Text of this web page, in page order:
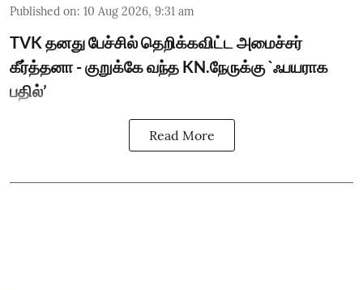
Published on: 10 Aug 2026, 9:31 am
TVK தனது பேச்சில் தெறிக்கவிட்ட அமைச்சர்
கீர்த்தனா - குறுக்கே வந்த KN.நேருக்கு `ஃபயராக
பதில்’
Read More